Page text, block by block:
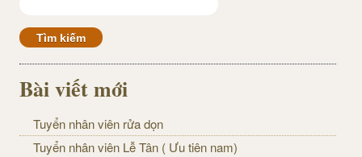
Bài viết mới
Tuyển nhân viên rửa dọn
Tuyển nhân viên Lễ Tân ( Ưu tiên nam)